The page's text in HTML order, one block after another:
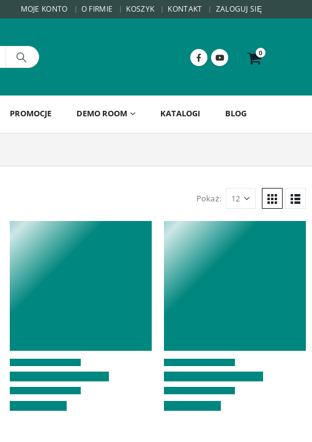
MOJE KONTO O FIRMIE KOSZYK KONTAKT ZALOGUJ SIĘ
0
PROMOCJE DEMO ROOM KATALOGI BLOG
Pokaż: